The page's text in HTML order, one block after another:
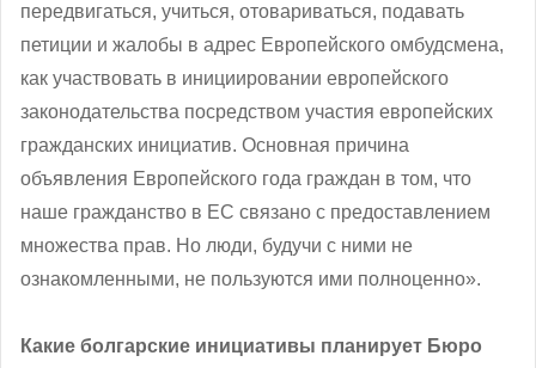
передвигаться, учиться, отовариваться, подавать
петиции и жалобы в адрес Европейского омбудсмена,
как участвовать в инициировании европейского
законодательства посредством участия европейских
гражданских инициатив. Основная причина
объявления Европейского года граждан в том, что
наше гражданство в ЕС связано с предоставлением
множества прав. Но люди, будучи с ними не
ознакомленными, не пользуются ими полноценно».
Какие болгарские инициативы планирует Бюро